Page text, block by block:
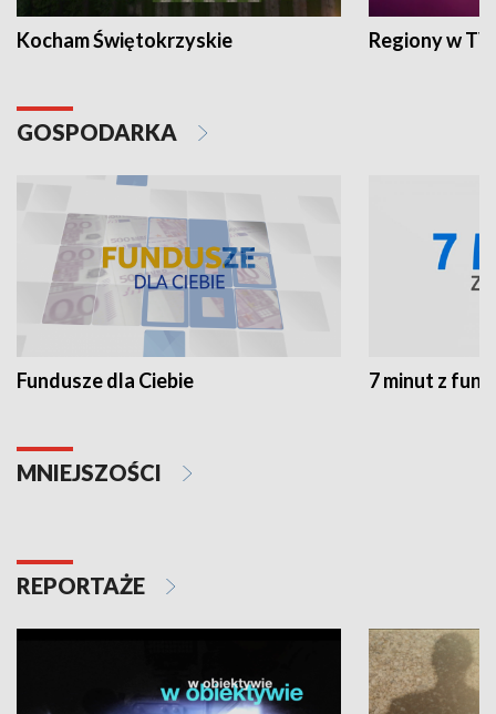
Kocham Świętokrzyskie Regiony w
GOSPODARKA
Fundusze dla Ciebie 7 minut z
MNIEJSZOŚCI
REPORTAŻE